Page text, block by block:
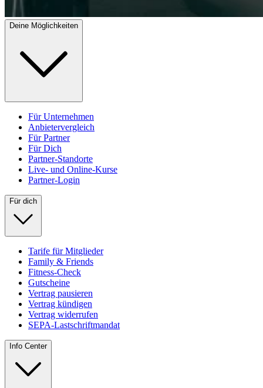
Deine Möglichkeiten
Für Unternehmen
Anbietervergleich
Für Partner
Für Dich
Partner-Standorte
Live- und Online-Kurse
Partner-Login
Für dich
Tarife für Mitglieder
Family & Friends
Fitness-Check
Gutscheine
Vertrag pausieren
Vertrag kündigen
Vertrag widerrufen
SEPA-Lastschriftmandat
Info Center